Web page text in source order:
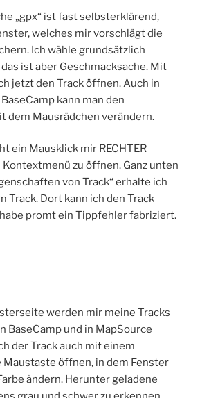
„gpx“ ist fast selbsterklärend,
welches mir vorschlägt die
Ich wähle grundsätzlich
ist aber Geschmacksache. Mit
jetzt den Track öffnen. Auch in
kann man den
dem Mausrädchen verändern.
ein Mausklick mir RECHTER
zu öffnen. Ganz unten
von Track“ erhalte ich
Track. Dort kann ich den Track
promt ein Tippfehler fabriziert.
werden mir meine Tracks
BaseCamp und in MapSource
der Track auch mit einem
Maustaste öffnen, in dem Fenster
ändern. Herunter geladene